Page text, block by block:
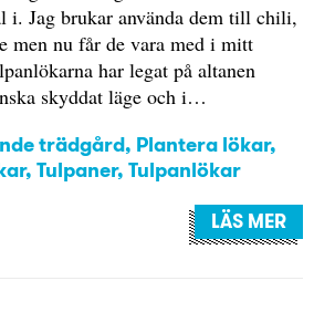
i. Jag brukar använda dem till chili,
men nu får de vara med i mitt
har legat på altanen
skyddat läge och i…
trädgård, Plantera lökar,
, Tulpaner, Tulpanlökar
LÄS MER